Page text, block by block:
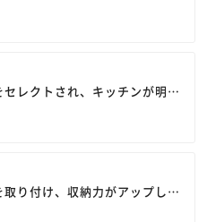
レクトされ、キッチンが明る
り付け、収納力がアップしま